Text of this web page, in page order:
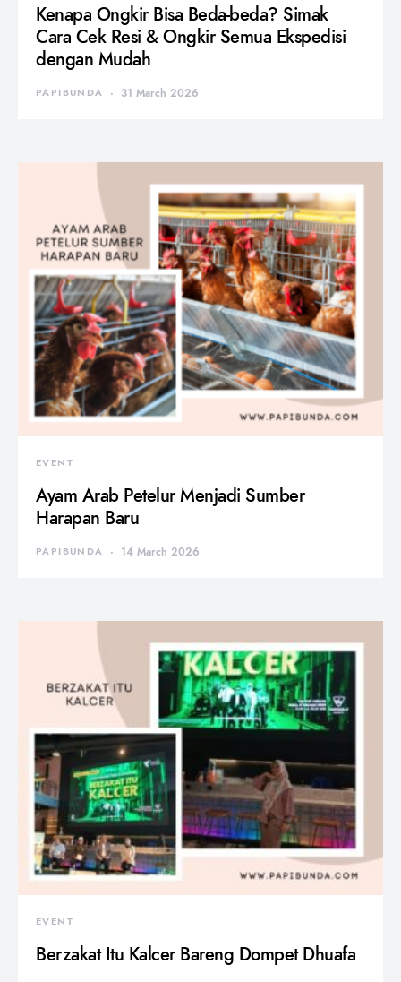
Kenapa Ongkir Bisa Beda-beda? Simak
Cara Cek Resi & Ongkir Semua Ekspedisi
dengan Mudah
PAPIBUNDA 31 March 2026
EVENT
Ayam Arab Petelur Menjadi Sumber
Harapan Baru
PAPIBUNDA 14 March 2026
EVENT
Berzakat Itu Kalcer Bareng Dompet Dhuafa